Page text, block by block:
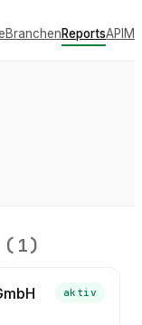
BranchenReportsAPI
( 1)
aktiv